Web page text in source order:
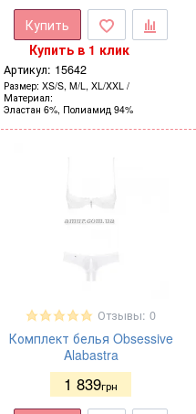
Купить
Купить в 1 клик
Артикул: 15642
Размер XS/S, M/L, XL/XXL
Материал
Эластан 6%, Полиамид 94%
Отзывы: 0
Комплект белья Obsessive
Alabastra
1 839грн